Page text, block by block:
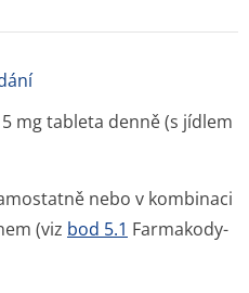
mg tableta denně (s jídlem
nebo v kombinaci
(viz bod 5.1 Farmakody­